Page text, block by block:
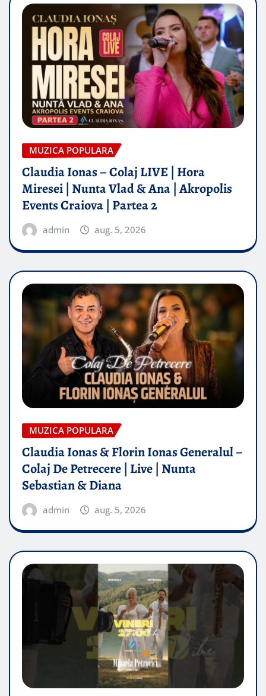
MUZICA POPULARA
Claudia Ionas – Colaj LIVE | Hora
Miresei | Nunta Vlad & Ana | Akropolis
Events Craiova | Partea 2
admin aug. 5, 2026
MUZICA POPULARA
Claudia Ionas & Florin Ionas Generalul –
Colaj De Petrecere | Live | Nunta
Sebastian & Diana
admin aug. 5, 2026